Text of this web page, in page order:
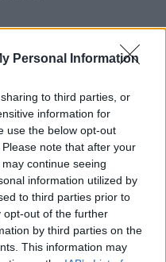
Personal Information
to third parties, or
information for
use the below opt-out
note that after your
continue seeing
information utilized by
to third parties prior to
opt-out of the further
by third parties on the
This information may